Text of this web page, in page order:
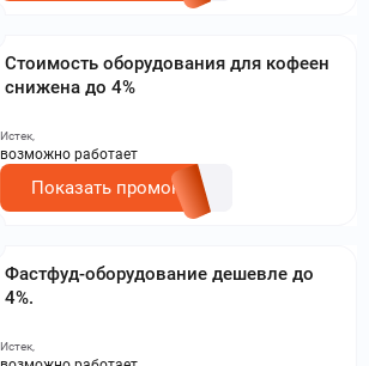
Стоимость оборудования для кофеен
снижена до 4%
Истек,
возможно работает
Показать промокод
Фастфуд-оборудование дешевле до
4%.
Истек,